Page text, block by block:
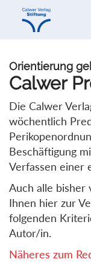
Direkt
Direkt
Orientierung
Calwer
Die Calwer
wöchentlich
Beschäftigung
Verfassen einer
Auch alle bisher
Ihnen hier zur
folgenden
Autor/in.
Näheres zum